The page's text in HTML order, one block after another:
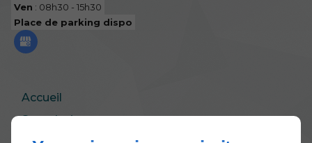
Ven : 08h30 - 15h30
Place de parking dispo
Accueil
Soumission